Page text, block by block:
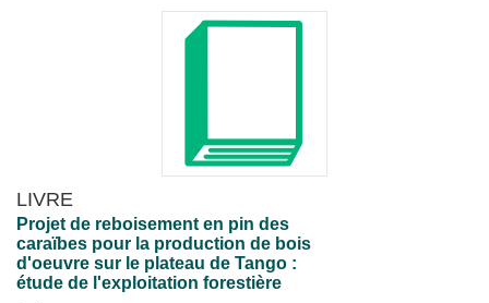
LIVRE
Projet de reboisement en pin des
caraïbes pour la production de bois
d'oeuvre sur le plateau de Tango :
étude de l'exploitation forestière